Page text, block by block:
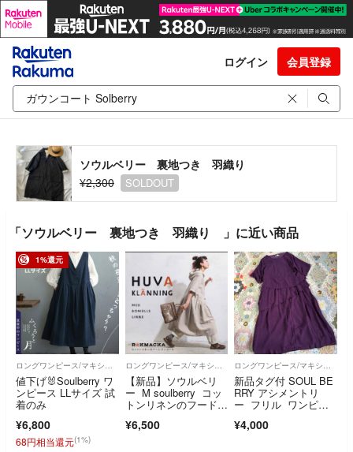
ログイン 会員登録
ソウルベリー 裏地つき 羽織り
¥2,300
SOLDOUT
「ソウルベリー 裏地つき 羽織り 」に近い商品
1%還元
ロングワンピース/マキシワンピース
値下げ🐰Soulberry ワ
ンピース LLサイズ 試
着のみ
¥6,800
68円相当還元(1%)
ロングワンピース/マキシワンピース
【新品】ソウルベリ
ー M soulberry コッ
トンリネンのフードワ
¥6,500
ロングワンピース/マキシワンピース
新品タグ付 SOUL BE
RRY アシメントリ
ー フリル ワンピー
¥4,000